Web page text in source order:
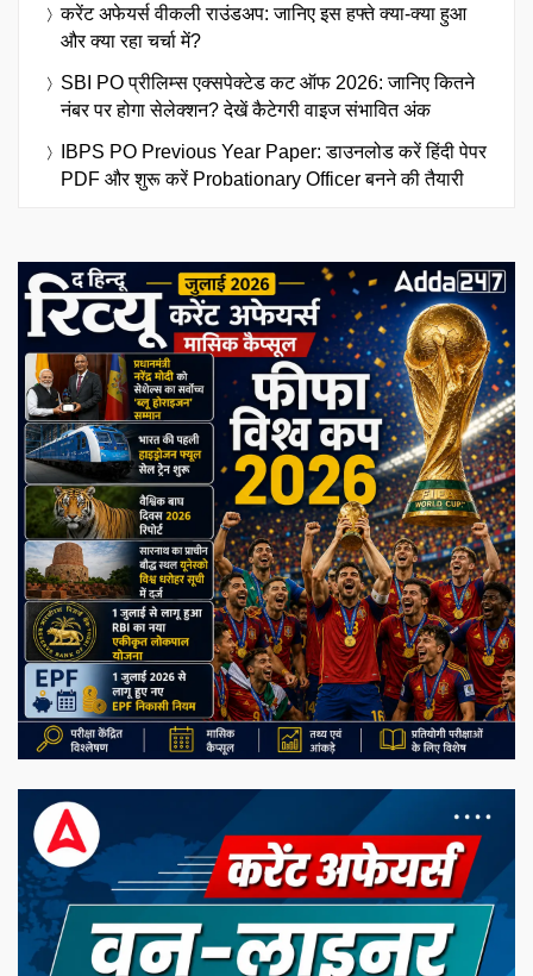
करेंट अफेयर्स वीकली राउंडअप: जानिए इस हफ्ते क्या-क्या हुआ
और क्या रहा चर्चा में?
SBI PO प्रीलिम्स एक्सपेक्टेड कट ऑफ 2026: जानिए कितने
नंबर पर होगा सेलेक्शन? देखें कैटेगरी वाइज संभावित अंक
IBPS PO Previous Year Paper: डाउनलोड करें हिंदी पेपर
PDF और शुरू करें Probationary Officer बनने की तैयारी